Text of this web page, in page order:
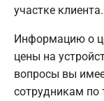
участке клиента.
Информацию о
цены на
вопросы вы
сотрудникам по